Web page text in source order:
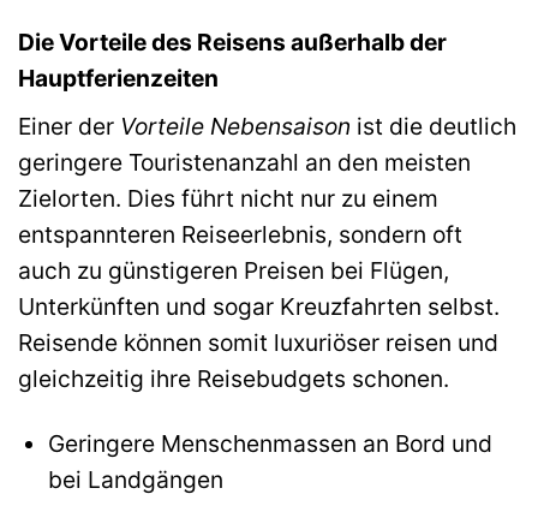
Die Vorteile des Reisens außerhalb der
Hauptferienzeiten
Einer der Vorteile Nebensaison ist die deutlich
geringere Touristenanzahl an den meisten
Zielorten. Dies führt nicht nur zu einem
entspannteren Reiseerlebnis, sondern oft
auch zu günstigeren Preisen bei Flügen,
Unterkünften und sogar Kreuzfahrten selbst.
Reisende können somit luxuriöser reisen und
gleichzeitig ihre Reisebudgets schonen.
Geringere Menschenmassen an Bord und
bei Landgängen